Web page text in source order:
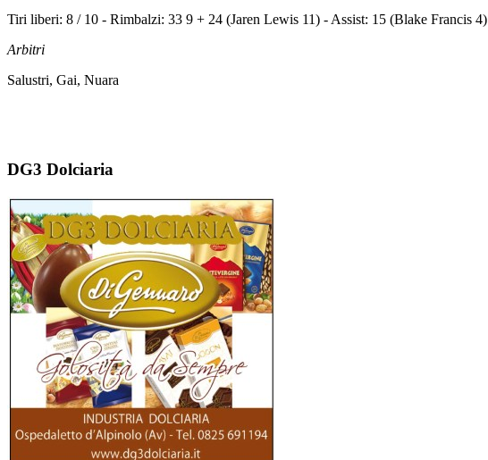
Tiri liberi: 8 / 10 - Rimbalzi: 33 9 + 24 (Jaren Lewis 11) - Assist: 15 (Blake Francis 4)
Arbitri
Salustri, Gai, Nuara
DG3 Dolciaria